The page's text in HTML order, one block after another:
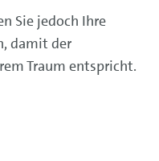
Sie jedoch Ihre
damit der
Traum entspricht.